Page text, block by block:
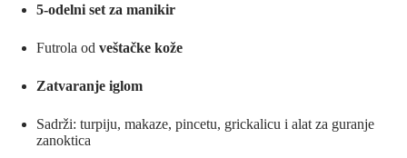
5-odelni set za manikir
Futrola od veštačke kože
Zatvaranje iglom
Sadrži: turpiju, makaze, pincetu, grickalicu i alat za guranje
zanoktica